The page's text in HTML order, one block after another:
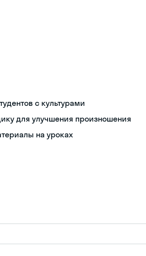
с культурами
для улучшения произношения
на уроках